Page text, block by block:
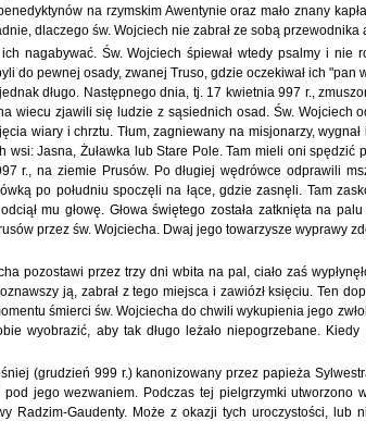
na rzymskim Awentynie oraz mało znany
dlaczego św. Wojciech nie zabrał ze sobą przewodnika
nagabywać. Św. Wojciech śpiewał wtedy psalmy i nie
do pewnej osady, zwanej Truso, gdzie oczekiwał ich "pan
długo. Następnego dnia, tj. 17 kwietnia 997 r.,
wiecu zjawili się ludzie z sąsiednich osad. Św. Wojciech
wiary i chrztu. Tłum, zagniewany na misjonarzy, wygnał
Jasna, Żuławka lub Stare Pole. Tam mieli oni spędzić
r., na ziemie Prusów. Po długiej wędrówce odprawili
po południu spoczęli na łące, gdzie zasnęli. Tam
mu głowę. Głowa świętego została zatknięta na
przez św. Wojciecha. Dwaj jego towarzysze wyprawy
pozostawi przez trzy dni wbita na pal, ciało zaś
ją, zabrał z tego miejsca i zawiózł księciu. Ten
śmierci św. Wojciecha do chwili wykupienia jego
wyobrazić, aby tak długo leżało niepogrzebane. Kiedy
(grudzień 999 r.) kanonizowany przez papieża
jego wezwaniem. Podczas tej pielgrzymki utworzono
Radzim-Gaudenty. Może z okazji tych uroczystości, lub